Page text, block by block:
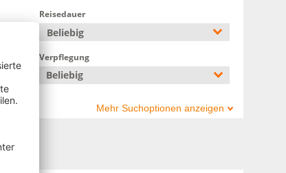
Reisedauer
Beliebig
Verpflegung
Beliebig
Mehr Suchoptionen anzeigen